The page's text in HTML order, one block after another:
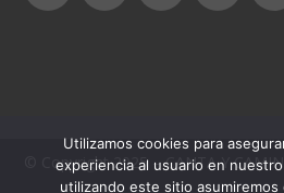
© Copyright 2025 – CANTA Y
Utilizamos cookies para
experiencia al usuario en
utilizando este sitio